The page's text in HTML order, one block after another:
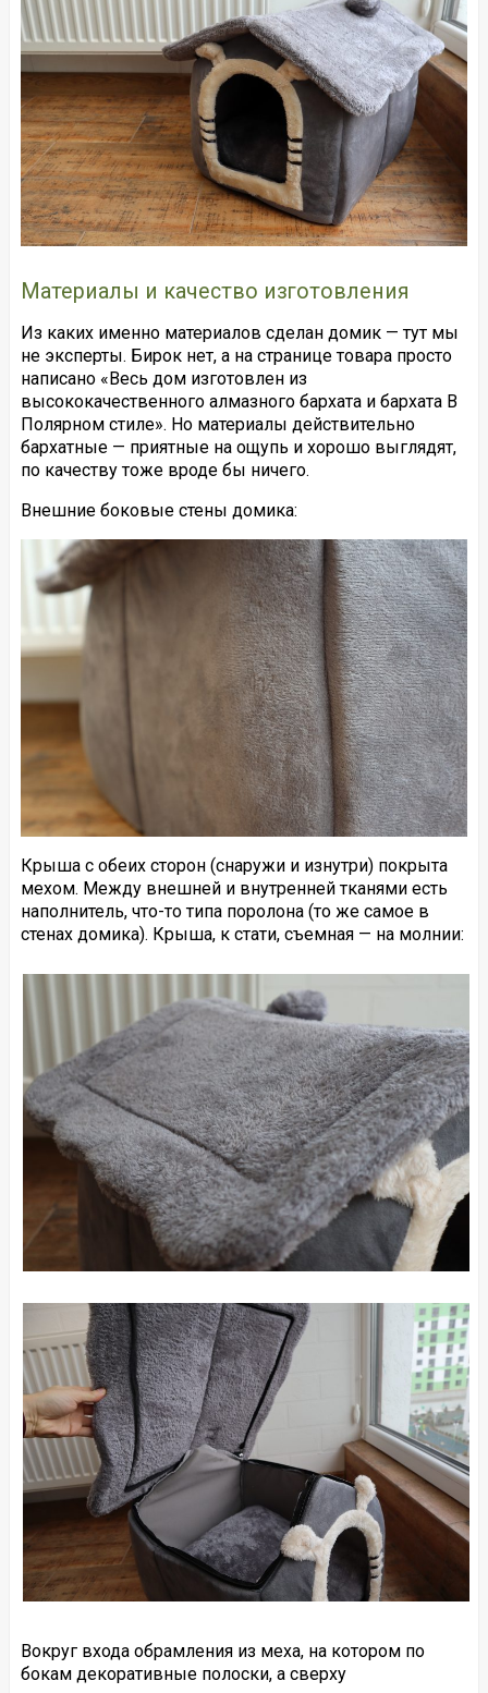
Материалы и качество изготовления
Из каких именно материалов сделан домик — тут мы
не эксперты. Бирок нет, а на странице товара просто
написано «Весь дом изготовлен из
высококачественного алмазного бархата и бархата В
Полярном стиле». Но материалы действительно
бархатные — приятные на ощупь и хорошо выглядят,
по качеству тоже вроде бы ничего.
Внешние боковые стены домика:
Крыша с обеих сторон (снаружи и изнутри) покрыта
мехом. Между внешней и внутренней тканями есть
наполнитель, что-то типа поролона (то же самое в
стенах домика). Крыша, к стати, съемная — на молнии:
Вокруг входа обрамления из меха, на котором по
бокам декоративные полоски, а сверху